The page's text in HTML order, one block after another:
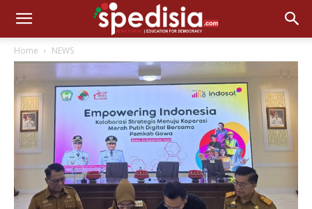
Home NEWS